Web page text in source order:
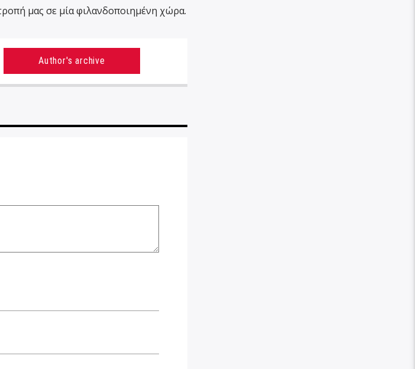
μας σε μία φιλανδοποιημένη χώρα.
Author's archive